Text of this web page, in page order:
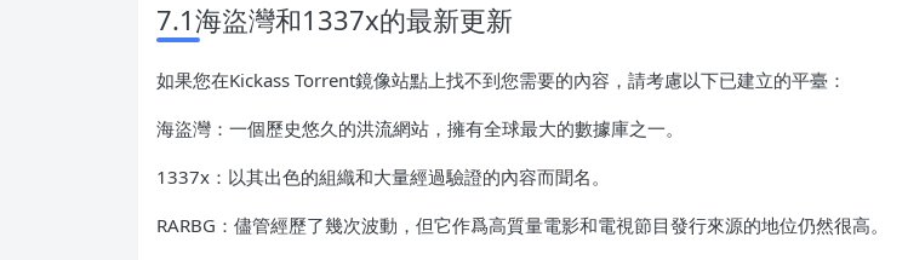
7.1海盜灣和1337x的最新更新
如果您在Kickass Torrent鏡像站點上找不到您需要的內容，請考慮以下已建立的平臺：
海盜灣：一個歷史悠久的洪流網站，擁有全球最大的數據庫之一。
1337x：以其出色的組織和大量經過驗證的內容而聞名。
RARBG：儘管經歷了幾次波動，但它作爲高質量電影和電視節目發行來源的地位仍然很高。